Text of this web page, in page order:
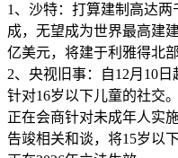
1、沙特：打算建制高达两
成，无望成为世界最高建
亿美元，将建于利雅得北
2、央视旧事：自12月10
针对16岁以下儿童的社交
正在会商针对未成年人实
告竣相关和谈，将15岁以